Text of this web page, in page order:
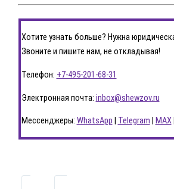
Хотите узнать больше? Нужна
Звоните и пишите нам, не откладывая!
Телефон: +7-495-201-68-31
Электронная почта: inbox@shewzov.ru
Мессенджеры: WhatsApp | Telegram | MAX|